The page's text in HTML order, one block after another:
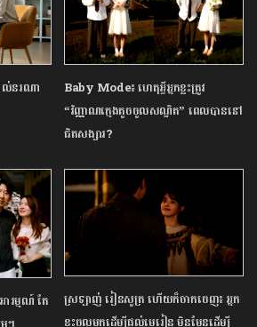
ល់នរណា
Baby Mode៖ ហេតុអ្វីអ្នកខ្លះត្រូវ
“វិញ្ញាណក្មេងតូចចូលសណ្ឋិត” ពេលបាននៅ
ជិតសង្សារ?
រម្មណ៍ តែ
ស្រឡាញ់ រៀនសូត្រ ហើយក៏ចាកចេញ៖ អ្នក